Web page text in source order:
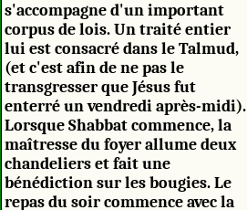
s'accompagne d'un important
corpus de lois. Un traité entier
lui est consacré dans le Talmud,
(et c'est afin de ne pas le
transgresser que Jésus fut
enterré un vendredi après-midi).
Lorsque Shabbat commence, la
maîtresse du foyer allume deux
chandeliers et fait une
bénédiction sur les bougies. Le
repas du soir commence avec la